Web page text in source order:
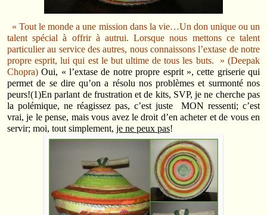
« Tout le monde a une mission dans la vie…Un don unique ou un
talent spécial à offrir à autrui. Lorsque nous mettons ce talent
particulier au service des autres, nous connaissons l’extase de notre
propre esprit, lui qui est le but ultime de tous les buts. » (Deepak
Chopra)Oui, « l’extase de notre propre esprit », cette griserie qui
permet de se dire qu’on a résolu nos problèmes et surmonté nos
peurs!(1)En parlant de frustration et de kits, SVP, je ne cherche pas
la polémique, ne réagissez pas, c’est juste MON ressenti; c’est
vrai, je le pense, mais vous avez le droit d’en acheter et de vous en
servir; moi, tout simplement, je ne peux pas!